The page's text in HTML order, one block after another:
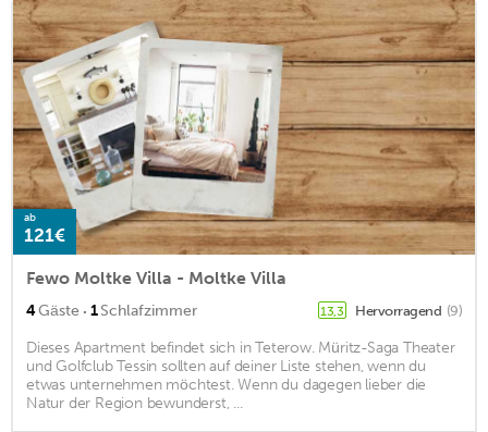
ab
121€
Fewo Moltke Villa - Moltke Villa
4Gäste · 1Schlafzimmer 13,3 Hervorragend (9)
Dieses Apartment befindet sich in Teterow. Müritz-Saga Theater
und Golfclub Tessin sollten auf deiner Liste stehen, wenn du
etwas unternehmen möchtest. Wenn du dagegen lieber die
Natur der Region bewunderst, ...